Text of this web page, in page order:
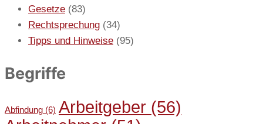
Gesetze (83)
Rechtsprechung (34)
Tipps und Hinweise (95)
Begriffe
Abfindung (6) Arbeitgeber (56)